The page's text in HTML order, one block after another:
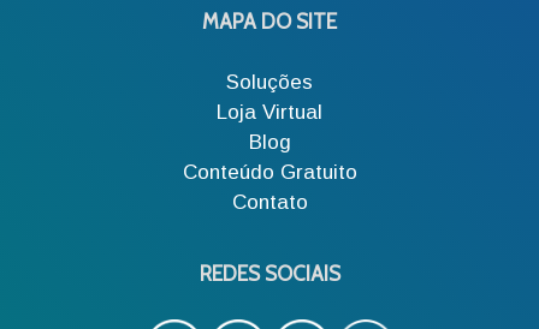
MAPA DO SITE
Soluções
Loja Virtual
Blog
Conteúdo Gratuito
Contato
REDES SOCIAIS